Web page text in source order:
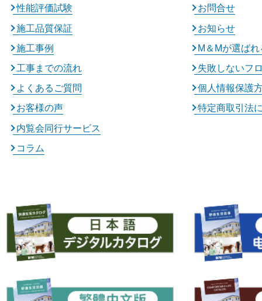
性能評価試験
施工品質保証
施工事例
工事までの流れ
よくあるご質問
お客様の声
内覧会同行サービス
コラム
お問合せ
お知らせ
M＆Mが選ば
失敗しないフ
個人情報保護
特定商取引法